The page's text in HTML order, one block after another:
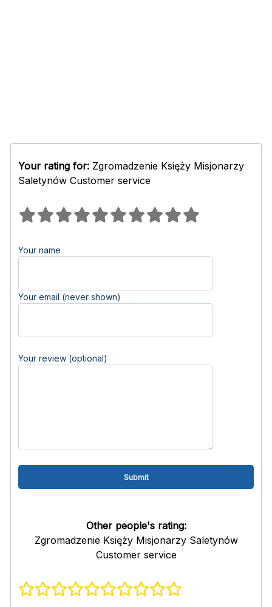
Your rating for: Zgromadzenie Księży Misjonarzy
Saletynów Customer service
Your name
Your email (never shown)
Your review (optional)
Other people's rating:
Zgromadzenie Księży Misjonarzy Saletynów
Customer service